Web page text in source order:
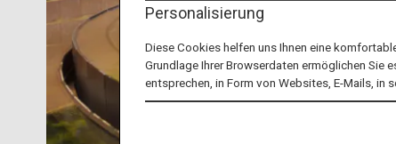
Personalisierung
Diese Cookies helfen uns Ihnen eine
Grundlage Ihrer Browserdaten ermöglichen Sie
entsprechen, in Form von Websites, E-Mails, in